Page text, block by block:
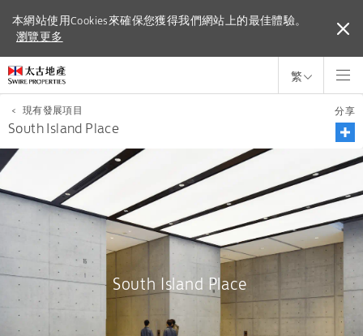
本網站使用Cookies來確保您獲得我們網站上的最佳體驗。
瀏覽更多
本網站使用Cookies來確保您獲得我們網站上的最佳體驗。
瀏覽更多
繁
< 現有發展項目
South Island Place
分享
South Island Place